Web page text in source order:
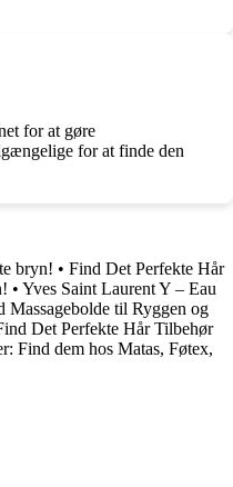
for at gøre
for at finde den
bryn! • Find Det Perfekte Hår
• Yves Saint Laurent Y – Eau
til Ryggen og
Det Perfekte Hår Tilbehør
Find dem hos Matas, Føtex,